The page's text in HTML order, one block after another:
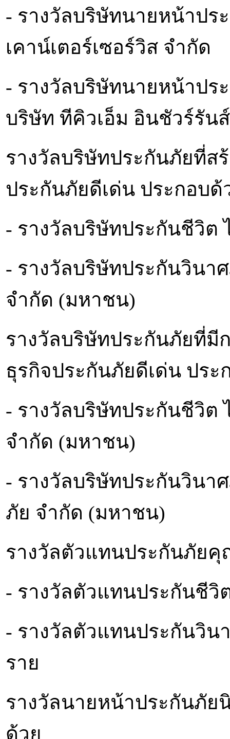
- รางวัลบริษัทนายหน้าป
เคาน์เตอร์เซอร์วิส จำกัด
- รางวัลบริษัทนายหน้าป
บริษัท ทีคิวเอ็ม อินชัวร์รัน
รางวัลบริษัทประกันภัยที่ส
ประกันภัยดีเด่น ประกอบด้
- รางวัลบริษัทประกันชีวิต
- รางวัลบริษัทประกันวินา
จำกัด (มหาชน)
รางวัลบริษัทประกันภัยที่
ธุรกิจประกันภัยดีเด่น ประ
- รางวัลบริษัทประกันชีวิต
จำกัด (มหาชน)
- รางวัลบริษัทประกันวินา
ภัย จำกัด (มหาชน)
รางวัลตัวแทนประกันภัย
- รางวัลตัวแทนประกันชี
- รางวัลตัวแทนประกันวิ
ราย
รางวัลนายหน้าประกันภั
ด้วย